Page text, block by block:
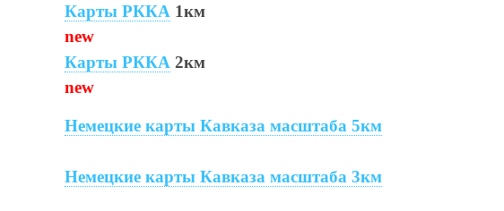
Карты РККА 1км
new
Карты РККА 2км
new
Немецкие карты Кавказа масштаба 5км
Немецкие карты Кавказа масштаба 3км